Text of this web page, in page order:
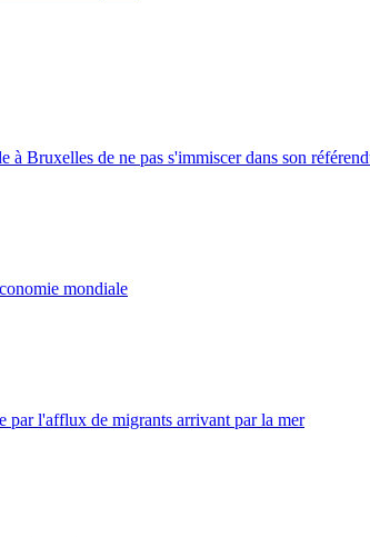
Bruxelles de ne pas s'immiscer dans son
mondiale
par l'afflux de migrants arrivant par la mer